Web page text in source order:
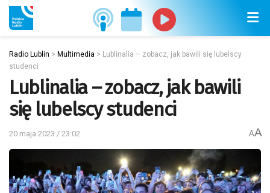
Radio Lublin > Multimedia > Lublinalia – zobacz, jak bawili się lubelscy
studenci
Lublinalia – zobacz, jak bawili
się lubelscy studenci
20 maja 2023 / 23:02 AA